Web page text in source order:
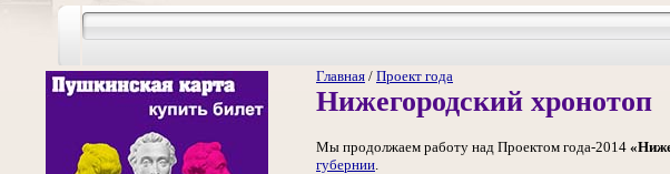
Главная / Проект года
Нижегородский хронотоп
Мы продолжаем работу над Проектом года-2014
губернии.